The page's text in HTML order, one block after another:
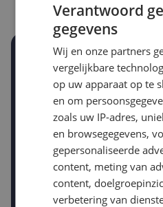
Stel een alert in en mis
Krijg een seintje zodra de
Jouw e-mailadres
Gewenste daling of bedrag
-10% -15%
Prijsalert
Verantwoord
gegevens
Wij en onze partners
vergelijkbare
op uw apparaat op te
en om
zoals uw IP-adres,
en browsegegevens,
gepersonaliseerde
content, meting van
content,
verbetering van